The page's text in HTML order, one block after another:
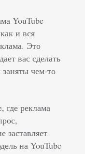
YouTube
и вся
Это
вас сделать
чем-то
где реклама
заставляет
на YouTube